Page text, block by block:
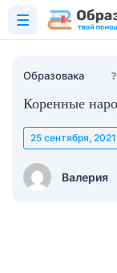
Образовака ❓
Коренные
Валерия
25 сентября, 2021